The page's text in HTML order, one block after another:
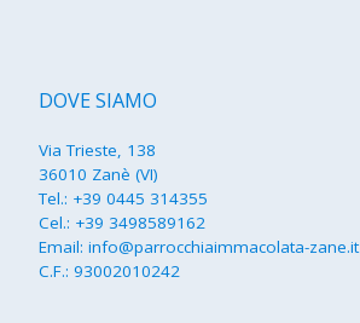
DOVE SIAMO
Via Trieste, 138
36010 Zanè (VI)
Tel.: +39 0445 314355
Cel.: +39 3498589162
Email: info@parrocchiaimmacolata-zane.it
C.F.: 93002010242